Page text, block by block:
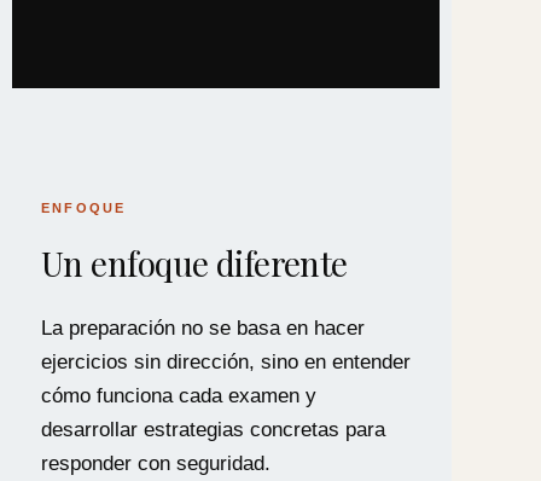
ENFOQUE
Un enfoque diferente
La preparación no se basa en hacer
ejercicios sin dirección, sino en entender
cómo funciona cada examen y
desarrollar estrategias concretas para
responder con seguridad.